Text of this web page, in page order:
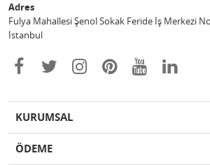
Adres
Fulya Mahallesi Şenol Sokak Feride İş Merkezi
İstanbul
KURUMSAL
ÖDEME